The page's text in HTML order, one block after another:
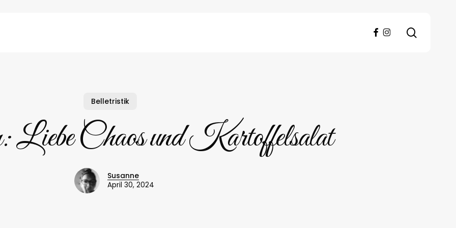
facebook
instagram
Belletristik
Liebe Chaos und Kartoffelsalat
Susanne
April 30, 2024